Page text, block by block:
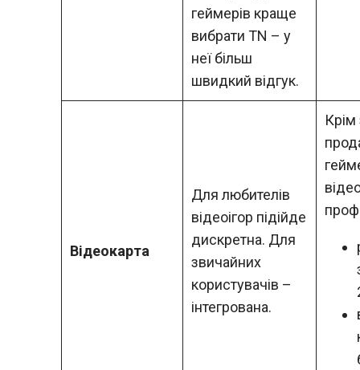
геймерів краще
вибрати TN – у
неї більш
швидкий відгук.
Відеокарта
Для любителів
відеоігор підійде
дискретна. Для
звичайних
користувачів –
інтегрована.
Крім